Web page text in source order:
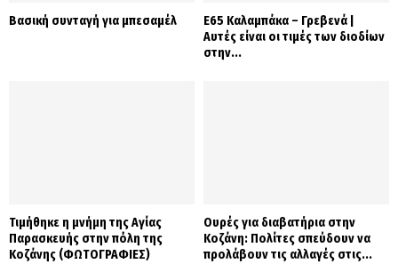
Βασική συνταγή για μπεσαμέλ
Ε65 Καλαμπάκα – Γρεβενά |
Αυτές είναι οι τιμές των διοδίων
στην...
Τιμήθηκε η μνήμη της Αγίας
Παρασκευής στην πόλη της
Κοζάνης (ΦΩΤΟΓΡΑΦΙΕΣ)
Ουρές για διαβατήρια στην
Κοζάνη: Πολίτες σπεύδουν να
προλάβουν τις αλλαγές στις...